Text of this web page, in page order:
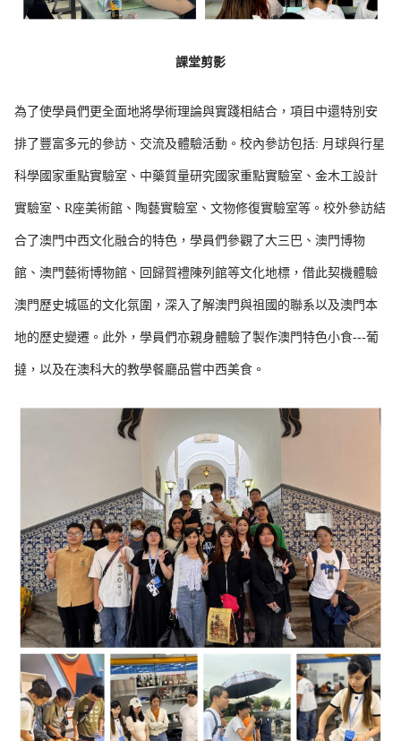
課堂剪影
為了使學員們更全面地將學術理論與實踐相結合，項目中還特別安
排了豐富多元的參訪、交流及體驗活動。校內參訪包括: 月球與行星
科學國家重點實驗室、中藥質量研究國家重點實驗室、金木工設計
實驗室、R座美術館、陶藝實驗室、文物修復實驗室等。校外參訪結
合了澳門中西文化融合的特色，學員們參觀了大三巴、澳門博物
館、澳門藝術博物館、回歸賀禮陳列館等文化地標，借此契機體驗
澳門歷史城區的文化氛圍，深入了解澳門與祖國的聯系以及澳門本
地的歷史變遷。此外，學員們亦親身體驗了製作澳門特色小食---葡
撻，以及在澳科大的教學餐廳品嘗中西美食。